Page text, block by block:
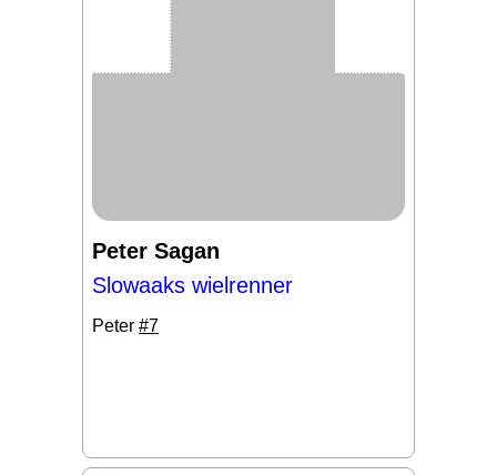
Peter Sagan
Slowaaks wielrenner
Peter #7